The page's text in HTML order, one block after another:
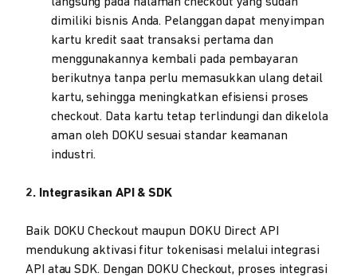
dimiliki bisnis Anda. Pelanggan dapat menyimpan
kartu kredit saat transaksi pertama dan
menggunakannya kembali pada pembayaran
berikutnya tanpa perlu memasukkan ulang detail
kartu, sehingga meningkatkan efisiensi proses
checkout. Data kartu tetap terlindungi dan dikelola
aman oleh DOKU sesuai standar keamanan
industri.
2. Integrasikan API & SDK
Baik DOKU Checkout maupun DOKU Direct API
mendukung aktivasi fitur tokenisasi melalui integrasi
API atau SDK. Dengan DOKU Checkout, proses integrasi